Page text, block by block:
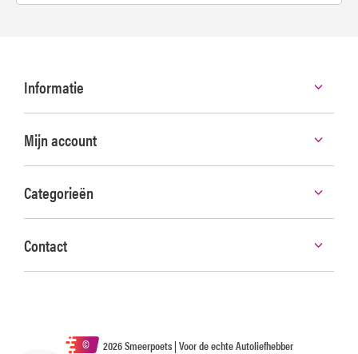
Informatie
Mijn account
Categorieën
Contact
© 2026 Smeerpoets | Voor de echte Autoliefhebber